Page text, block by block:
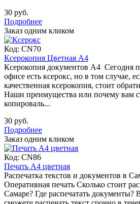
30 руб.
Подробнее
Заказ одним кликом
Код: CN70
Ксерокопия Цветная А4
Ксерокопия документов А4 Сегодня
офисе есть ксерокс, но в том случае,
качественная ксерокопия, стоит
Наши преимущества или почему вам
копироваль...
30 руб.
Подробнее
Заказ одним кликом
Код: CN86
Печать А4 цветная
Распечатка текстов и документов в
Оперативная печать Сколько стоит
Самаре? Где распечатать